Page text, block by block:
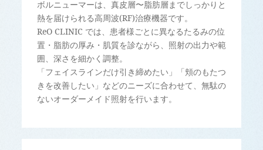
ボルニューマーは、真皮層〜脂肪層までしっかりと
熱を届けられる高周波(RF)治療機器です。
ReO CLINIC では、患者様ごとに異なるたるみの位
置・脂肪の厚み・肌質を診ながら、照射の出力や範
囲、深さを細かく調整。
「フェイスラインだけ引き締めたい」「頬のもたつ
きを改善したい」などのニーズに合わせて、無駄の
ないオーダーメイド照射を行います。